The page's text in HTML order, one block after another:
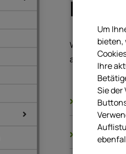
Wenn eine
anmelden
Um
bieten,
Ihre
Sie der